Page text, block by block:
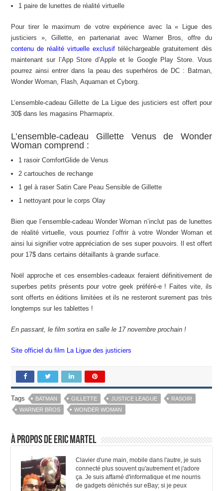
1 paire de lunettes de réalité virtuelle
Pour tirer le maximum de votre expérience avec la « Ligue des
justiciers », Gillette, en partenariat avec Warner Bros, offre du
contenu de réalité virtuelle exclusiftéléchargeable gratuitement dès
maintenant sur l’App Store d’Apple et le Google Play Store. Vous
pourrez ainsi entrer dans la peau des superhéros de DC : Batman,
Wonder Woman, Flash, Aquaman et Cyborg.
L’ensemble-cadeauGillette de La Ligue des justiciers est offert pour
30$ dans les magasins Pharmaprix.
L’ensemble-cadeau GilletteVenus de Wonder
Woman comprend :
1 rasoir ComfortGlide de Venus
2 cartouches de rechange
1 gel à raser Satin Care Peau Sensible deGillette
1 nettoyant pour le corps Olay
Bien que l’ensemble-cadeau Wonder Woman n’inclut pas de lunettes
de réalité virtuelle, vous pourriez l’offrir à votre Wonder Woman et
ainsi lui signifier votre appréciation de ses super pouvoirs. Il est offert
pour 17$ dans certains détaillants à grande surface.
Noël approche et ces ensembles-cadeaux feraient définitivement de
superbes petits présents pour votre geek préféré-e ! Faites vite, ils
sont offerts en éditions limitées et ils ne resteront surement pas très
longtemps sur les tablettes !
En passant, le film sortira en salle le 17 novembre prochain !
Site officiel du film La Ligue des justiciers
Tags BATMAN GILLETTE JUSTICE LEAGUE
RASOIR
WARNER BROS
WONDER WOMAN
À propos de Eric Martel
Clavier d'une main, mobile dans l'autre, je suis
connecté plus souvent qu'autrement et j'adore
ça. Je suis affamé d'informatique et me nourris
de gadgets dénichés sur eBay; si je peux